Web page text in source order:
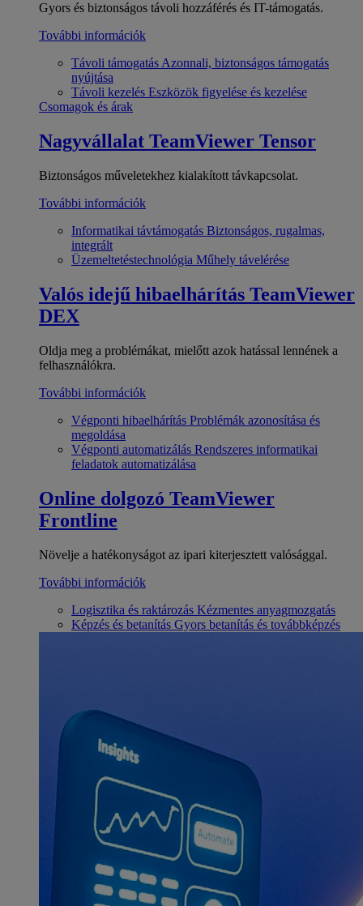
Gyors és biztonságos távoli hozzáférés és IT-támogatás.
További információk
Távoli támogatás Azonnali, biztonságos támogatás
nyújtása
Távoli kezelés Eszközök figyelése és kezelése
Csomagok és árak
Nagyvállalat TeamViewer Tensor
Biztonságos műveletekhez kialakított távkapcsolat.
További információk
Informatikai távtámogatás Biztonságos, rugalmas,
integrált
Üzemeltetéstechnológia Műhely távelérése
Valós idejű hibaelhárítás TeamViewer
DEX
Oldja meg a problémákat, mielőtt azok hatással lennének a
felhasználókra.
További információk
Végponti hibaelhárítás Problémák azonosítása és
megoldása
Végponti automatizálás Rendszeres informatikai
feladatok automatizálása
Online dolgozó TeamViewer
Frontline
Növelje a hatékonyságot az ipari kiterjesztett valósággal.
További információk
Logisztika és raktározás Kézmentes anyagmozgatás
Képzés és betanítás Gyors betanítás és továbbképzés